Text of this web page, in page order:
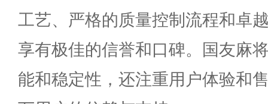
工艺、严格的质量控制流程和卓
享有极佳的信誉和口碑。国友麻
能和稳定性，还注重用户体验和